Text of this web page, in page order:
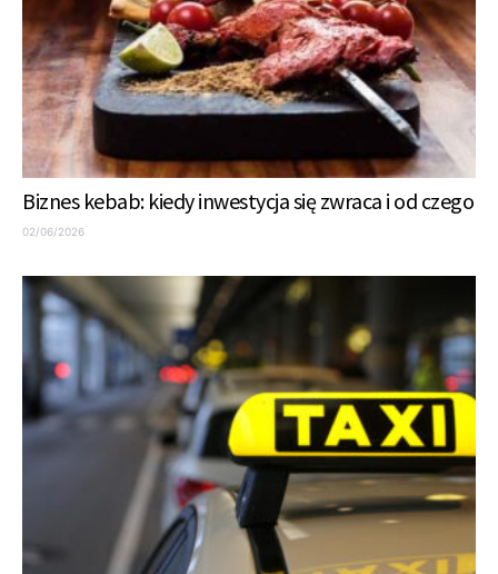
Biznes kebab: kiedy inwestycja się zwraca i od czego
02/06/2026